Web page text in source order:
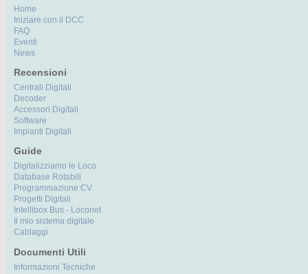
Home
Iniziare con il DCC
FAQ
Eventi
News
Recensioni
Centrali Digitali
Decoder
Accessori Digitali
Software
Impianti Digitali
Guide
Digitalizziamo le Loco
Database Rotabili
Programmazione CV
Progetti Digitali
Intellibox Bus - Loconet
Il mio sistema digitale
Cablaggi
Documenti Utili
Informazioni Tecniche